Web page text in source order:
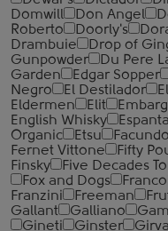
Domwill
Don Angel
Roberto
Doorly's
Drambuie
Drop of
Gunpowder
Du Pere
Garden
Edgar Sopper
Negro
El Destilador
Eldermen
Elit
English Whisky
Organic
Etsu Facundo
Fernet Vittone
Fifty
Finsky
Five Decades
Fox and Dogs
Franzini
Freeman
Gallant
Galliano
Gineti
Ginster